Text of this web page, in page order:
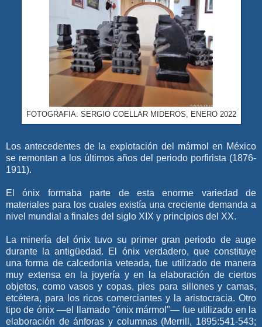
FOTOGRAFIA: SERGIO COELLAR MIDEROS, ENERO 2022
Los antecedentes de la explotación del mármol en México
se remontan a los últimos años del periodo porfirista (1876-
1911).
El ónix formaba parte de esta enorme variedad de
materiales para los cuales existía una creciente demanda a
nivel mundial a finales del siglo XIX y principios del XX.
La minería del ónix tuvo su primer gran periodo de auge
durante la antigüedad. El ónix verdadero, que constituye
una forma de calcedonia veteada, fue utilizado de manera
muy extensa en la joyería y en la elaboración de ciertos
objetos, como vasos y copas, pies para sillones y camas,
etcétera, para los ricos comerciantes y la aristocracia. Otro
tipo de ónix —el llamado "ónix mármol"— fue utilizado en la
elaboración de ánforas y columnas (Merrill, 1895:541-543;